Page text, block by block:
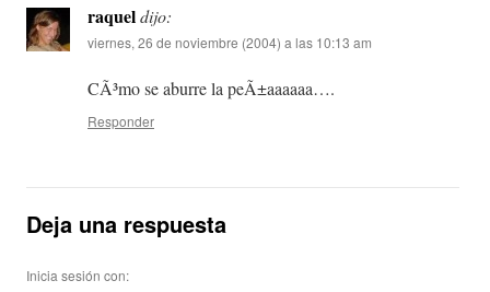
raqueldijo:
viernes, 26 de noviembre (2004) a las 10:13 am
CÃ³mo se aburre la peÃ±aaaaaa….
Responder
Deja una respuesta
Inicia sesión con: